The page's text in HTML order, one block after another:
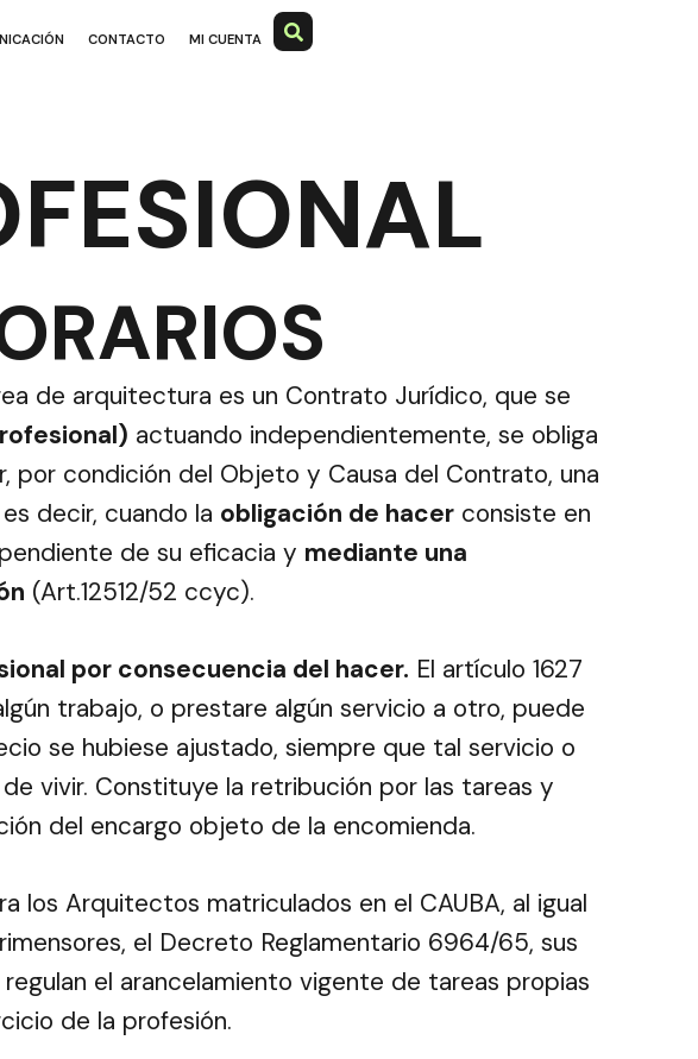
CONTACTO MI CUENTA
de arquitectura es un Contrato Jurídico, que se
actuando independientemente, se obliga
por condición del Objeto y Causa del Contrato, una
decir, cuando la obligación de hacer consiste en
de su eficacia y mediante una
(Art.12512/52 ccyc).
por consecuencia del hacer. El artículo 1627
trabajo, o prestare algún servicio a otro, puede
se hubiese ajustado, siempre que tal servicio o
vivir. Constituye la retribución por las tareas y
del encargo objeto de la encomienda.
los Arquitectos matriculados en el CAUBA, al igual
el Decreto Reglamentario 6964/65, sus
el arancelamiento vigente de tareas propias
de la profesión.